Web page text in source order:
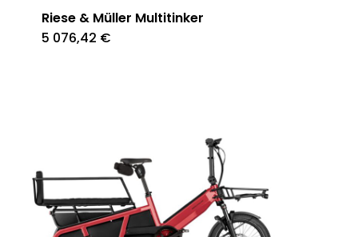
Riese & Müller Multitinker
5 076,42 €